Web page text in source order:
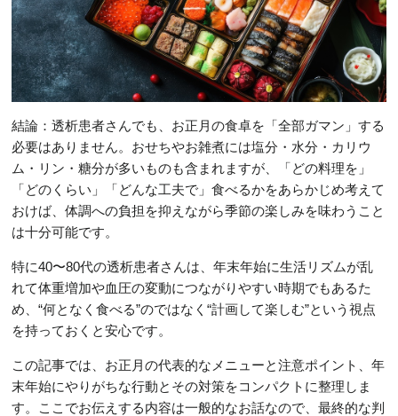
結論：透析患者さんでも、お正月の食卓を「全部ガマン」する
必要はありません。おせちやお雑煮には塩分・水分・カリウ
ム・リン・糖分が多いものも含まれますが、「どの料理を」
「どのくらい」「どんな工夫で」食べるかをあらかじめ考えて
おけば、体調への負担を抑えながら季節の楽しみを味わうこと
は十分可能です。
特に40〜80代の透析患者さんは、年末年始に生活リズムが乱
れて体重増加や血圧の変動につながりやすい時期でもあるた
め、“何となく食べる”のではなく“計画して楽しむ”という視点
を持っておくと安心です。
この記事では、お正月の代表的なメニューと注意ポイント、年
末年始にやりがちな行動とその対策をコンパクトに整理しま
す。ここでお伝えする内容は一般的なお話なので、最終的な判